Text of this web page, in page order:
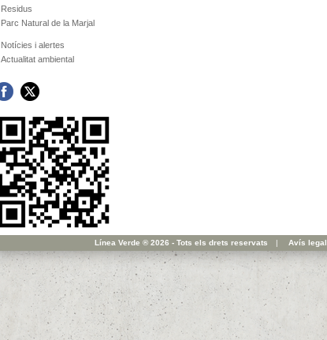
Residus
Parc Natural de la Marjal
Notícies i alertes
Actualitat ambiental
Línea Verde ® 2026 - Tots els drets reservats | Avís legal